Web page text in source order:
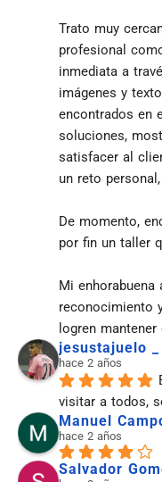
Trato muy
profesional
inmediata a
imágenes y
encontrados en
soluciones,
satisfacer al
un reto
De momento,
por fin un taller
Mi
reconocimiento
logren mantener
jesustajuelo _
hace 2 años
visitar a todos,
Manuel
hace 2 años
Salvador